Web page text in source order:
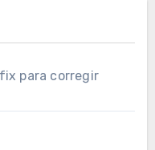
para corregir